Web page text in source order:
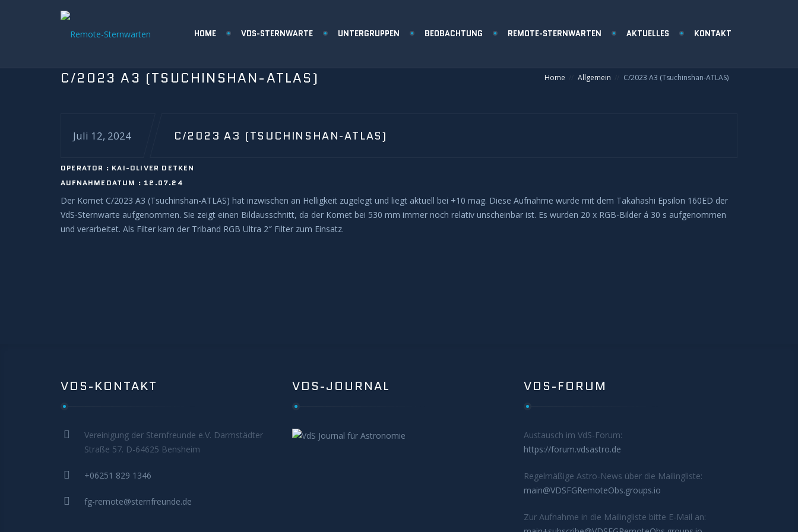
HOME VDS-STERNWARTE UNTERGRUPPEN BEOBACHTUNG REMOTE-STERNWARTEN AKTUELLES KONTAKT
C/2023 A3 (TSUCHINSHAN-ATLAS) Home Allgemein C/2023 A3 (Tsuchinshan-ATLAS)
Juli 12, 2024 C/2023 A3 (TSUCHINSHAN-ATLAS)
OPERATOR : KAI-OLIVER DETKEN
AUFNAHMEDATUM : 12.07.24
Der Komet C/2023 A3 (Tsuchinshan-ATLAS) hat inzwischen an Helligkeit zugelegt und liegt aktuell bei +10 mag. Diese Aufnahme wurde mit dem Takahashi Epsilon 160ED der
VdS-Sternwarte aufgenommen. Sie zeigt einen Bildausschnitt, da der Komet bei 530 mm immer noch relativ unscheinbar ist. Es wurden 20 x RGB-Bilder á 30 s aufgenommen
und verarbeitet. Als Filter kam der Triband RGB Ultra 2″ Filter zum Einsatz.
VDS-KONTAKT
Vereinigung der Sternfreunde e.V. Darmstädter
Straße 57. D-64625 Bensheim
+06251 829 1346
fg-remote@sternfreunde.de
VDS-JOURNAL VDS-FORUM
Austausch im VdS-Forum:
https://forum.vdsastro.de
Regelmäßige Astro-News über die Mailingliste:
main@VDSFGRemoteObs.groups.io
Zur Aufnahme in die Mailingliste bitte E-Mail an: